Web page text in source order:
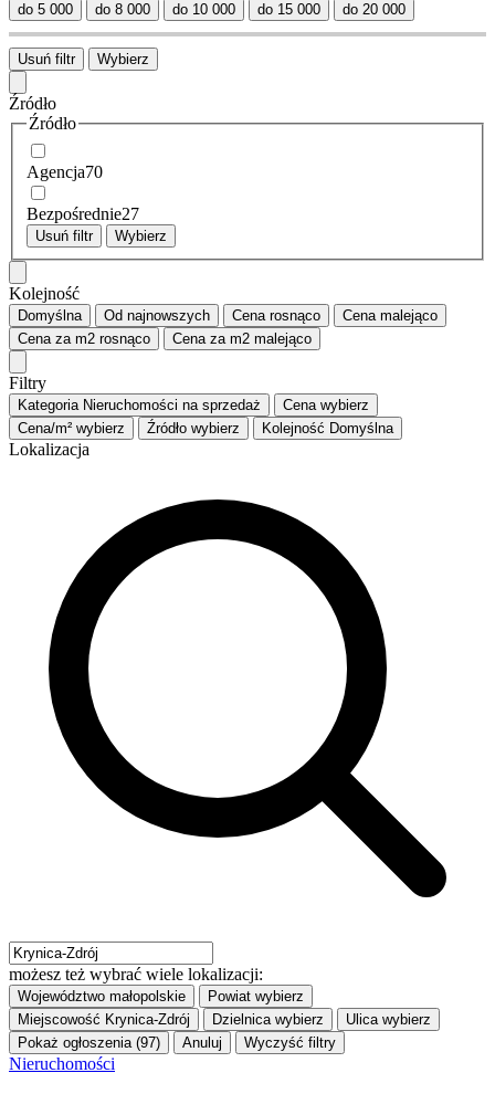
do 5 000 do 8 000 do 10 000 do 15 000 do 20 000
Usuń filtr Wybierz
Źródło
Źródło
Agencja70
Bezpośrednie27
Usuń filtr Wybierz
Kolejność
Domyślna Od najnowszych Cena rosnąco Cena malejąco
Cena za m2 rosnąco Cena za m2 malejąco
Filtry
Kategoria Nieruchomości na sprzedaż Cena wybierz
Cena/m² wybierz Źródło wybierz Kolejność Domyślna
Lokalizacja
możesz też wybrać wiele lokalizacji:
Województwo małopolskie Powiat wybierz
Miejscowość Krynica-Zdrój Dzielnica wybierz Ulica wybierz
Pokaż ogłoszenia (97)
Anuluj Wyczyść filtry
Nieruchomości